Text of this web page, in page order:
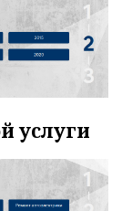
услуги